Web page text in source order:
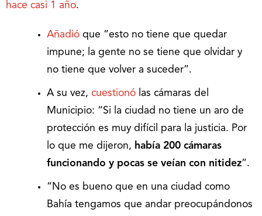
hace casi 1 año.
Añadió que “esto no tiene que quedar
impune; la gente no se tiene que olvidar y
no tiene que volver a suceder”.
A su vez, cuestionó las cámaras del
Municipio: “Si la ciudad no tiene un aro de
protección es muy difícil para la justicia. Por
lo que me dijeron, había 200 cámaras
funcionando y pocas se veían con nitidez”.
“No es bueno que en una ciudad como
Bahía tengamos que andar preocupándonos